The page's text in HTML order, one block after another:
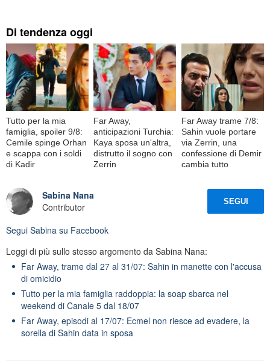
Di tendenza oggi
Tutto per la mia
famiglia, spoiler 9/8:
Cemile spinge Orhan
e scappa con i soldi
di Kadir
Far Away,
anticipazioni Turchia:
Kaya sposa un'altra,
distrutto il sogno con
Zerrin
Far Away trame 7/8:
Sahin vuole portare
via Zerrin, una
confessione di Demir
cambia tutto
Sabina Nana
Contributor
SEGUI
Segui Sabina su Facebook
Leggi di più sullo stesso argomento da Sabina Nana:
Far Away, trame dal 27 al 31/07: Sahin in manette con l'accusa
di omicidio
Tutto per la mia famiglia raddoppia: la soap sbarca nel
weekend di Canale 5 dal 18/07
Far Away, episodi al 17/07: Ecmel non riesce ad evadere, la
sorella di Sahin data in sposa